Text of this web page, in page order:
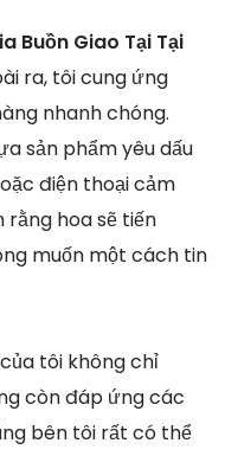
Buồn Giao Tại Tại
ra, tôi cung ứng
nhanh chóng.
sản phẩm yêu dấu
điện thoại cảm
rằng hoa sẽ tiến
muốn một cách tin
tôi không chỉ
còn đáp ứng các
bên tôi rất có thể